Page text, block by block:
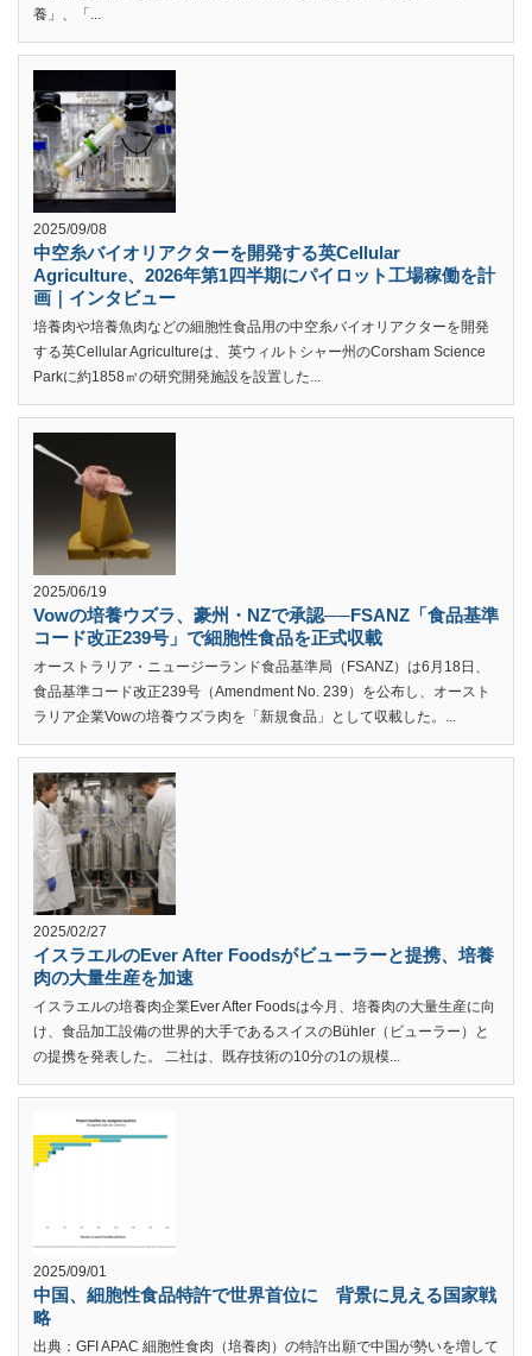
養」、「...
2025/09/08
中空糸バイオリアクターを開発する英Cellular
Agriculture、2026年第1四半期にパイロット工場稼働を計
画｜インタビュー
培養肉や培養魚肉などの細胞性食品用の中空糸バイオリアクターを開発
する英Cellular Agricultureは、英ウィルトシャー州のCorsham Science
Parkに約1858㎡の研究開発施設を設置した...
2025/06/19
Vowの培養ウズラ、豪州・NZで承認──FSANZ「食品基準
コード改正239号」で細胞性食品を正式収載
オーストラリア・ニュージーランド食品基準局（FSANZ）は6月18日、
食品基準コード改正239号（Amendment No. 239）を公布し、オースト
ラリア企業Vowの培養ウズラ肉を「新規食品」として収載した。...
2025/02/27
イスラエルのEver After Foodsがビューラーと提携、培養
肉の大量生産を加速
イスラエルの培養肉企業Ever After Foodsは今月、培養肉の大量生産に向
け、食品加工設備の世界的大手であるスイスのBühler（ビューラー）と
の提携を発表した。 二社は、既存技術の10分の1の規模...
2025/09/01
中国、細胞性食品特許で世界首位に 背景に見える国家戦
略
出典：GFI APAC 細胞性食肉（培養肉）の特許出願で中国が勢いを増して